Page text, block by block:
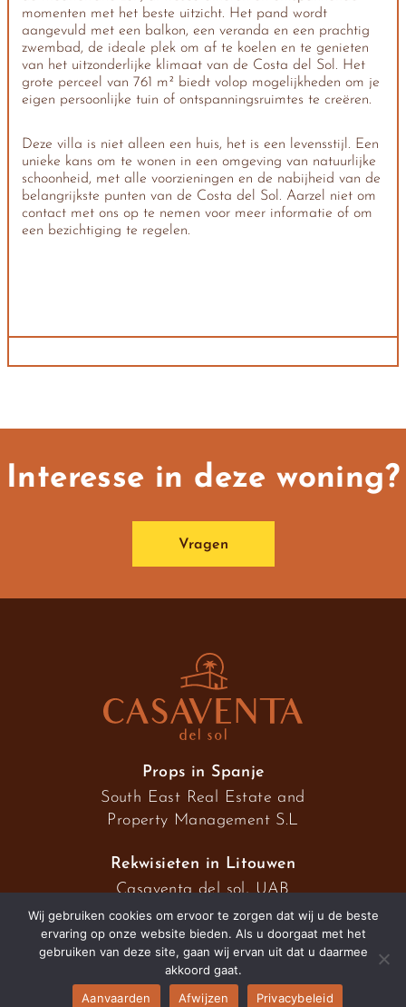
momenten met het beste uitzicht. Het pand wordt
aangevuld met een balkon, een veranda en een prachtig
zwembad, de ideale plek om af te koelen en te genieten
van het uitzonderlijke klimaat van de Costa del Sol. Het
grote perceel van 761 m² biedt volop mogelijkheden om je
eigen persoonlijke tuin of ontspanningsruimtes te creëren.
Deze villa is niet alleen een huis, het is een levensstijl. Een
unieke kans om te wonen in een omgeving van natuurlijke
schoonheid, met alle voorzieningen en de nabijheid van de
belangrijkste punten van de Costa del Sol. Aarzel niet om
contact met ons op te nemen voor meer informatie of om
een bezichtiging te regelen.
Interesse in deze woning?
Vragen
Props in Spanje
South East Real Estate and
Property Management S.L
Rekwisieten in Litouwen
Casaventa del sol, UAB
2026 © Casaventa del sol
Wij gebruiken cookies om ervoor te zorgen dat wij u de beste
ervaring op onze website bieden. Als u doorgaat met het
gebruiken van deze site, gaan wij ervan uit dat u daarmee
akkoord gaat.
Aanvaarden
Afwijzen Privacybeleid